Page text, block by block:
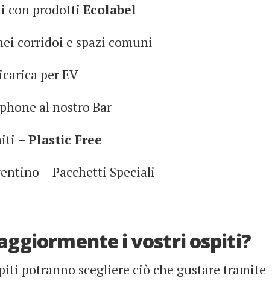
con prodotti Ecolabel
corridoi e spazi comuni
per EV
al nostro Bar
– Plastic Free
– Pacchetti Speciali
i vostri ospiti?
potranno scegliere ciò che gustare tramite